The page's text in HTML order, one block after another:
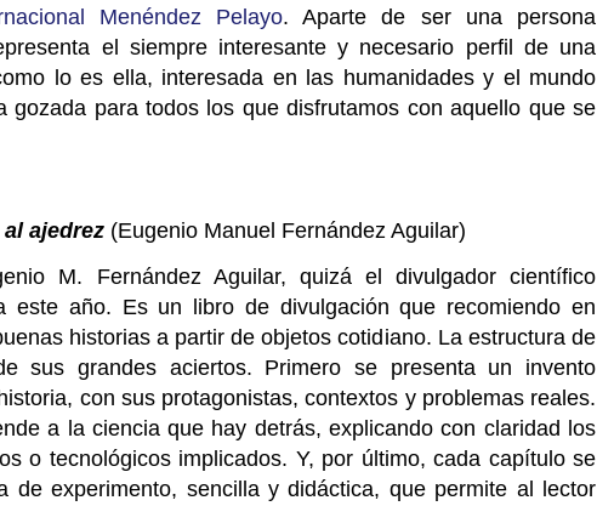
Menéndez Pelayo. Aparte de ser una persona
el siempre interesante y necesario perfil de una
lo es ella, interesada en las humanidades y el mundo
gozada para todos los que disfrutamos con aquello que se
ajedrez (Eugenio Manuel Fernández Aguilar)
M. Fernández Aguilar, quizá el divulgador científico
este año. Es un libro de divulgación que recomiendo en
historias a partir de objetos cotidiano. La estructura de
sus grandes aciertos. Primero se presenta un invento
con sus protagonistas, contextos y problemas reales.
a la ciencia que hay detrás, explicando con claridad los
o tecnológicos implicados. Y, por último, cada capítulo se
de experimento, sencilla y didáctica, que permite al lector